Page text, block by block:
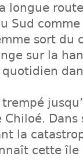
longue
Sud comme
sort du
sur la
Dans
la
cette île